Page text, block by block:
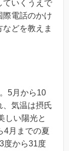
ていくうえで
際電話のかけ
どを教えま
5月から10
、気温は摂氏
しい陽光と
4月までの夏
度から31度